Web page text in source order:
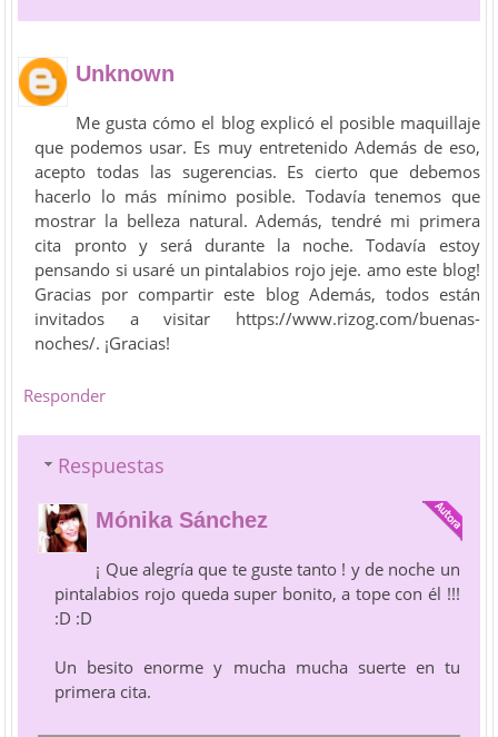
Unknown
Me gusta cómo el blog explicó el posible maquillaje
que podemos usar. Es muy entretenido Además de eso,
acepto todas las sugerencias. Es cierto que debemos
hacerlo lo más mínimo posible. Todavía tenemos que
mostrar la belleza natural. Además, tendré mi primera
cita pronto y será durante la noche. Todavía estoy
pensando si usaré un pintalabios rojo jeje. amo este blog!
Gracias por compartir este blog Además, todos están
invitados a visitar https://www.rizog.com/buenas-
noches/. ¡Gracias!
Responder
Respuestas
Mónika Sánchez
¡ Que alegría que te guste tanto ! y de noche un
pintalabios rojo queda super bonito, a tope con él !!!
:D :D
Un besito enorme y mucha mucha suerte en tu
primera cita.